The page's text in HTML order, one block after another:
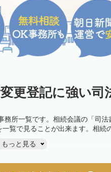
更登記に強い司
所一覧です。相続会議の「司
覧で見ることが出来ます。相続
もっと見る